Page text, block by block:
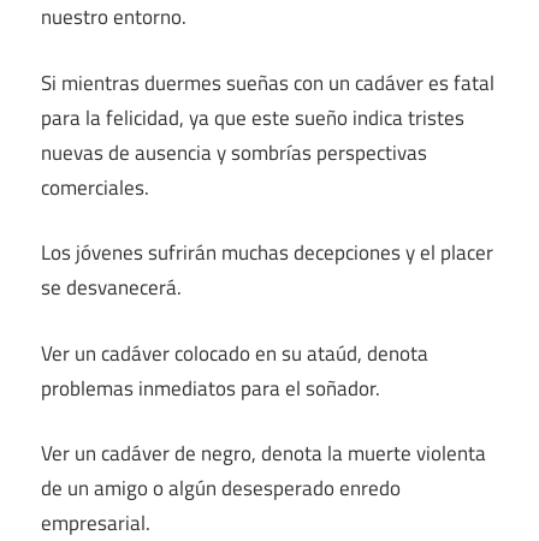
nuestro entorno.
Si mientras duermes sueñas con un cadáver es fatal
para la felicidad, ya que este sueño indica tristes
nuevas de ausencia y sombrías perspectivas
comerciales.
Los jóvenes sufrirán muchas decepciones y el placer
se desvanecerá.
Ver un cadáver colocado en su ataúd, denota
problemas inmediatos para el soñador.
Ver un cadáver de negro, denota la muerte violenta
de un amigo o algún desesperado enredo
empresarial.